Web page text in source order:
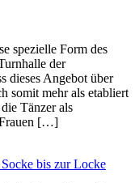
spezielle Form des
der
dieses Angebot über
somit mehr als etabliert
Tänzer als
Frauen […]
bis zur Locke